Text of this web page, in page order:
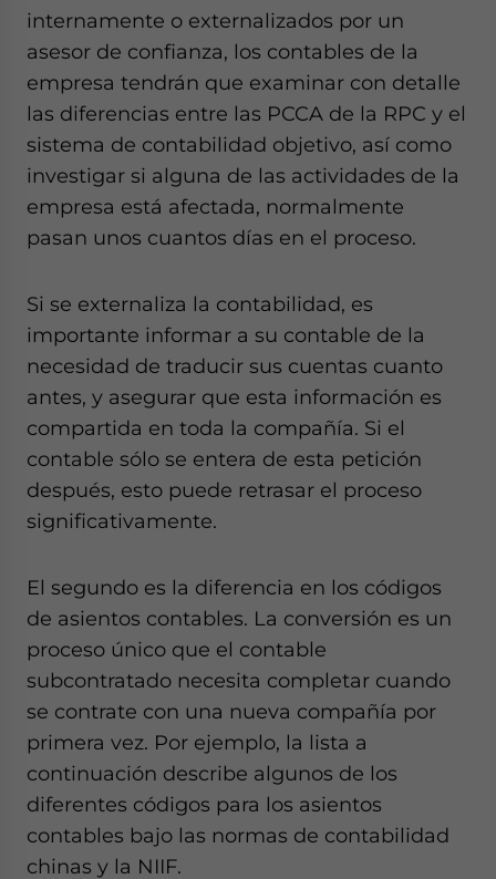
internamente o externalizados por un
asesor de confianza, los contables de la
empresa tendrán que examinar con detalle
las diferencias entre las PCCA de la RPC y el
sistema de contabilidad objetivo, así como
investigar si alguna de las actividades de la
empresa está afectada, normalmente
pasan unos cuantos días en el proceso.
Si se externaliza la contabilidad, es
importante informar a su contable de la
necesidad de traducir sus cuentas cuanto
antes, y asegurar que esta información es
compartida en toda la compañía. Si el
contable sólo se entera de esta petición
después, esto puede retrasar el proceso
significativamente.
El segundo es la diferencia en los códigos
de asientos contables. La conversión es un
proceso único que el contable
subcontratado necesita completar cuando
se contrate con una nueva compañía por
primera vez. Por ejemplo, la lista a
continuación describe algunos de los
diferentes códigos para los asientos
contables bajo las normas de contabilidad
chinas y la NIIF.